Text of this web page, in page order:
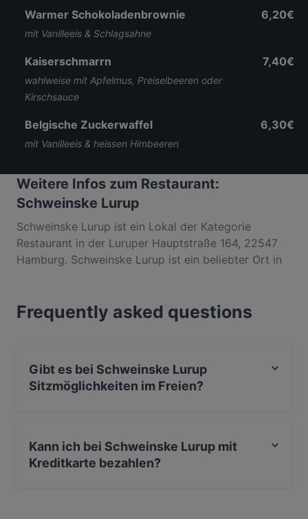
Warmer Schokoladenbrownie
mit Vanilleeis & Schlagsahne
6,20€
Kaiserschmarrn
wahlweise mit Apfelmus, Preiselbeeren oder
Kirschsauce
7,40€
Belgische Zuckerwaffel
mit Vanilleeis & heissen Himbeeren
6,30€
Weitere Infos zum Restaurant:
Schweinske Lurup
Schweinske Lurup ist ein Lokal der Kategorie
Restaurant in der Luruper Hauptstraße 164, 22547
Hamburg. Schweinske Lurup ist ein beliebter Ort in
Feinschmeckererlebnis bist, entdecke die Gerichte
im Schweinske Lurup und erlebe authentische
Frequently asked questions
Gibt es bei Schweinske Lurup
Sitzmöglichkeiten im Freien?
Kann ich bei Schweinske Lurup mit
Kreditkarte bezahlen?